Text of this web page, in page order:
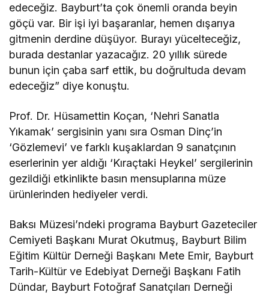
edeceğiz. Bayburt’ta çok önemli oranda beyin
göçü var. Bir işi iyi başaranlar, hemen dışarıya
gitmenin derdine düşüyor. Burayı yücelteceğiz,
burada destanlar yazacağız. 20 yıllık sürede
bunun için çaba sarf ettik, bu doğrultuda devam
edeceğiz” diye konuştu.
Prof. Dr. Hüsamettin Koçan, ‘Nehri Sanatla
Yıkamak’ sergisinin yanı sıra Osman Dinç’in
‘Gözlemevi’ ve farklı kuşaklardan 9 sanatçının
eserlerinin yer aldığı ‘Kıraçtaki Heykel’ sergilerinin
gezildiği etkinlikte basın mensuplarına müze
ürünlerinden hediyeler verdi.
Baksı Müzesi’ndeki programa Bayburt Gazeteciler
Cemiyeti Başkanı Murat Okutmuş, Bayburt Bilim
Eğitim Kültür Derneği Başkanı Mete Emir, Bayburt
Tarih-Kültür ve Edebiyat Derneği Başkanı Fatih
Dündar, Bayburt Fotoğraf Sanatçıları Derneği